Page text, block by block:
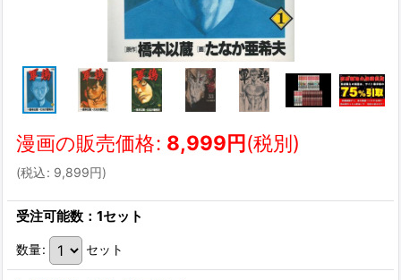
漫画の販売価格: 8,999円(税別)
(税込: 9,899円)
受注可能数：1セット
数量: セット